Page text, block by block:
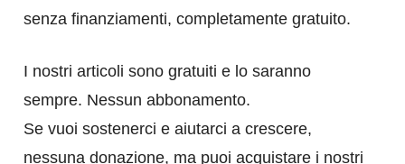
senza finanziamenti, completamente gratuito.
I nostri articoli sono gratuiti e lo saranno
sempre. Nessun abbonamento.
Se vuoi sostenerci e aiutarci a crescere,
nessuna donazione, ma puoi acquistare i nostri